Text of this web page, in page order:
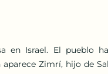
en Israel. El pueblo
Zimrí, hijo de